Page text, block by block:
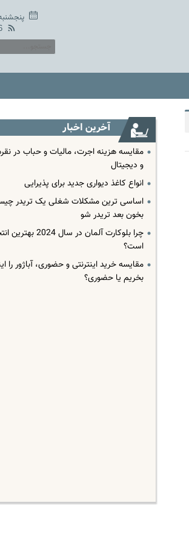
پنجشنبه ۱۵ مرداد
آخرین اخبار
مقایسه هزینه اجرت، مالیات و حباب در
و دیجیتال
انواع کاغذ دیواری جدید برای پذیرایی
اساسی ترین مشکلات شغلی یک تریدر
بخون بعد تریدر شو
چرا بلوکارت آلمان در سال
است؟
مقایسه خرید اینترنتی و حضوری، آباژور را
بخریم یا حضوری؟